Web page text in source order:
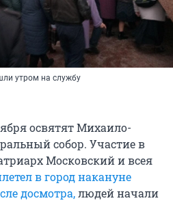
утром на службу
освятят Михаило-
собор. Участие в
Московский и всея
в город накануне
досмотра,людей начали